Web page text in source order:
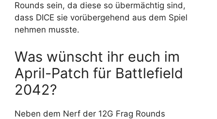
Rounds sein, da diese so übermächtig sind,
dass DICE sie vorübergehend aus dem Spiel
nehmen musste.
Was wünscht ihr euch im
April-Patch für Battlefield
2042?
Neben dem Nerf der 12G Frag Rounds